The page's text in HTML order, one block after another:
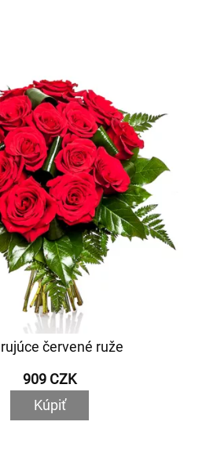
červené ruže
909 CZK
Kúpiť